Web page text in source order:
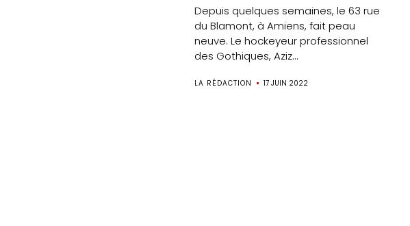
Depuis quelques semaines, le 63 rue
du Blamont, à Amiens, fait peau
neuve. Le hockeyeur professionnel
des Gothiques, Aziz...
LA RÉDACTION 17 JUIN 2022